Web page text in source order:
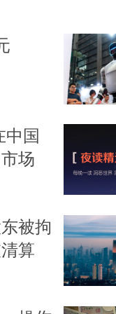
中国
场
被拘
算